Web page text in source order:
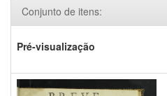
Conjunto de itens:
Pré-visualização